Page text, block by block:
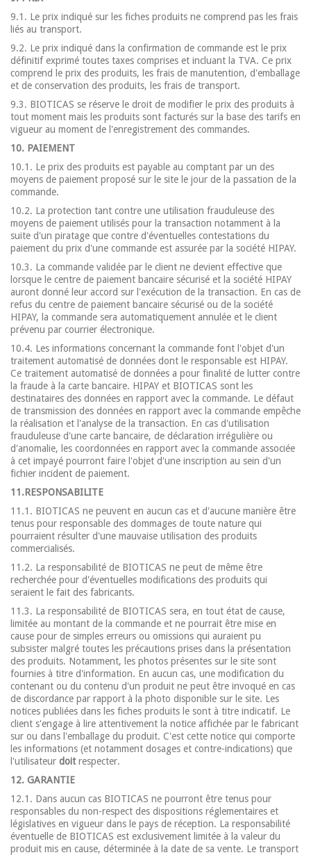
9.1. Le prix indiqué sur les fiches produits ne comprend pas les frais
liés au transport.
9.2. Le prix indiqué dans la confirmation de commande est le prix
définitif exprimé toutes taxes comprises et incluant la TVA. Ce prix
comprend le prix des produits, les frais de manutention, d'emballage
et de conservation des produits, les frais de transport.
9.3. BIOTICAS se réserve le droit de modifier le prix des produits à
tout moment mais les produits sont facturés sur la base des tarifs en
vigueur au moment de l'enregistrement des commandes.
10. PAIEMENT
10.1. Le prix des produits est payable au comptant par un des
moyens de paiement proposé sur le site le jour de la passation de la
commande.
10.2. La protection tant contre une utilisation frauduleuse des
moyens de paiement utilisés pour la transaction notamment à la
suite d'un piratage que contre d'éventuelles contestations du
paiement du prix d'une commande est assurée par la société HIPAY.
10.3. La commande validée par le client ne devient effective que
lorsque le centre de paiement bancaire sécurisé et la société HIPAY
auront donné leur accord sur l'exécution de la transaction. En cas de
refus du centre de paiement bancaire sécurisé ou de la société
HIPAY, la commande sera automatiquement annulée et le client
prévenu par courrier électronique.
10.4. Les informations concernant la commande font l'objet d'un
traitement automatisé de données dont le responsable est HIPAY.
Ce traitement automatisé de données a pour finalité de lutter contre
la fraude à la carte bancaire. HIPAY et BIOTICAS sont les
destinataires des données en rapport avec la commande. Le défaut
de transmission des données en rapport avec la commande empêche
la réalisation et l'analyse de la transaction. En cas d'utilisation
frauduleuse d'une carte bancaire, de déclaration irrégulière ou
d'anomalie, les coordonnées en rapport avec la commande associée
à cet impayé pourront faire l'objet d'une inscription au sein d'un
fichier incident de paiement.
11.RESPONSABILITE
11.1. BIOTICAS ne peuvent en aucun cas et d'aucune manière être
tenus pour responsable des dommages de toute nature qui
pourraient résulter d'une mauvaise utilisation des produits
commercialisés.
11.2. La responsabilité de BIOTICAS ne peut de même être
recherchée pour d'éventuelles modifications des produits qui
seraient le fait des fabricants.
11.3. La responsabilité de BIOTICAS sera, en tout état de cause,
limitée au montant de la commande et ne pourrait être mise en
cause pour de simples erreurs ou omissions qui auraient pu
subsister malgré toutes les précautions prises dans la présentation
des produits. Notamment, les photos présentes sur le site sont
fournies à titre d'information. En aucun cas, une modification du
contenant ou du contenu d'un produit ne peut être invoqué en cas
de discordance par rapport à la photo disponible sur le site. Les
notices publiées dans les fiches produits le sont à titre indicatif. Le
client s'engage à lire attentivement la notice affichée par le fabricant
sur ou dans l'emballage du produit. C'est cette notice qui comporte
les informations (et notamment dosages et contre-indications) que
l'utilisateur doitrespecter.
12. GARANTIE
12.1. Dans aucun cas BIOTICAS ne pourront être tenus pour
responsables du non-respect des dispositions réglementaires et
législatives en vigueur dans le pays de réception. La responsabilité
éventuelle de BIOTICAS est exclusivement limitée à la valeur du
produit mis en cause, déterminée à la date de sa vente. Le transport